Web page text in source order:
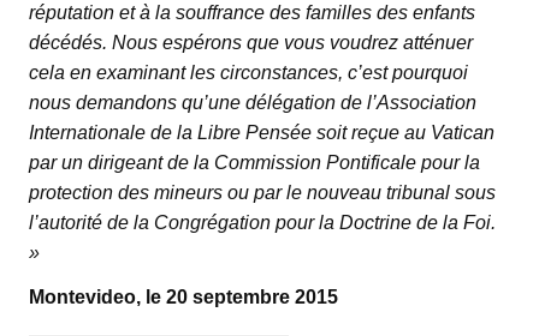
réputation et à la souffrance des familles des enfants
décédés. Nous espérons que vous voudrez atténuer
cela en examinant les circonstances, c’est pourquoi
nous demandons qu’une délégation de l’Association
Internationale de la Libre Pensée soit reçue au Vatican
par un dirigeant de la Commission Pontificale pour la
protection des mineurs ou par le nouveau tribunal sous
l’autorité de la Congrégation pour la Doctrine de la Foi.
»
Montevideo, le 20 septembre 2015